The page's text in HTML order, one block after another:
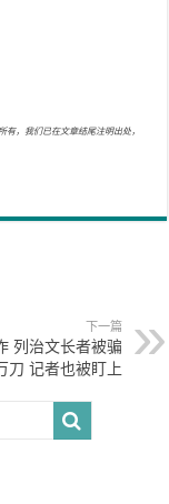
，我们已在文章结尾注明出处，
下一篇
列治文长者被骗
刀 记者也被盯上